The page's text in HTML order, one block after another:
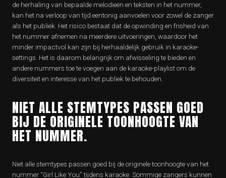
de herhaling van bepaalde melodieën en teksten in het nummer,
kan het na verloop van tijd eentonig aanvoelen voor zowel de zanger
als het publiek. Het risico bestaat dat de opwinding en frisheid van
het nummer afnemen na meerdere uitvoeringen, waardoor het
minder impactvol kan zijn bij herhaaldelijk gebruik in karaoke-
settings. Het is daarom belangrijk om afwisseling te bieden en
andere nummers toe te voegen aan de karaoke-playlist om de
diversiteit en interesse van het publiek te behouden.
NIET ALLE STEMTYPES PASSEN GOED
BIJ DE ORIGINELE TOONHOOGTE VAN
HET NUMMER.
Niet alle stemtypes passen goed bij de originele toonhoogte van het
nummer “Girl Like You” tijdens karaoke. Sommige zangers kunnen